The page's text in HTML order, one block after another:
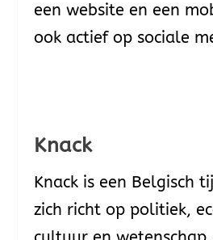
een website en een
ook actief op sociale
Knack
Knack is een Belgisch
zich richt op politiek,